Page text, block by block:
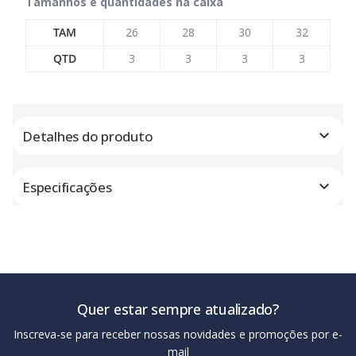
TAM
26 28 30
32
QTD
3 3 3 3
Detalhes do produto
Especificações
Quer estar sempre atualizado?
Inscreva-se para receber nossas novidades e promoções por e-
mail